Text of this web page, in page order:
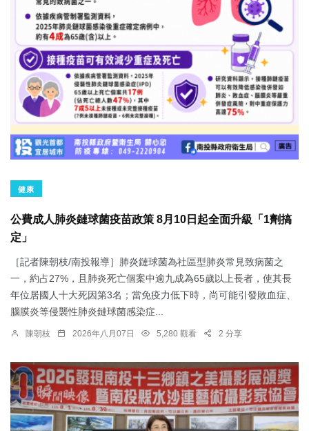
健康
公費成人肺炎鏈球菌疫苗政策 8月10日起全面升級「1劑搞
定」
［記者陳朝枝/南投報導］肺炎鏈球菌為社區型肺炎常見致病菌之
一，約占27%，且肺炎死亡個案中逾九成為65歲以上長者，使其長
年位居國人十大死因第3名；當免疫力低下時，尚可能引發敗血症、
腦膜炎等侵襲性肺炎鏈球菌感染症...
陳朝枝 2026年八月07日 5,280 觀看 2 分享